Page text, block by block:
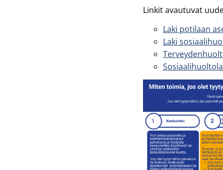
Linkit avautuvat
Laki potilaan
Laki